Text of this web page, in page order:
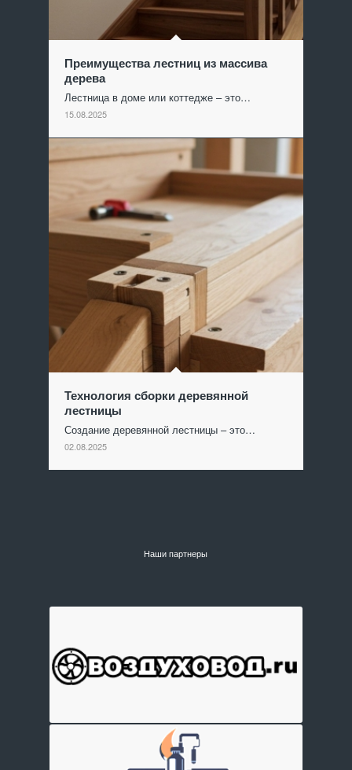
Преимущества лестниц из массива
дерева
Лестница в доме или коттедже – это…
15.08.2025
Технология сборки деревянной
лестницы
Создание деревянной лестницы – это…
02.08.2025
Наши партнеры